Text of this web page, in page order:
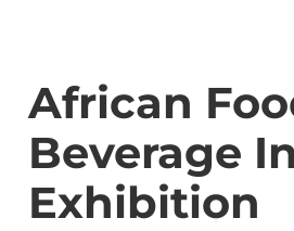
African
Beverage
Exhibition